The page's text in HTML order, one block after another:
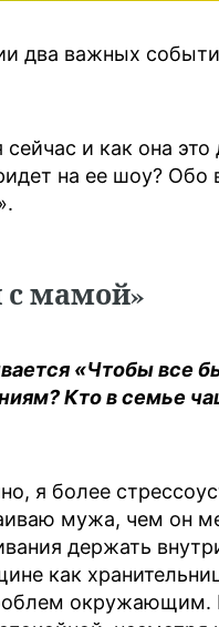
два важных
и как она это
на ее шоу?
с мамой»
«Чтобы все
Кто в семье
я более
мужа, чем он
держать
как
окружающим.